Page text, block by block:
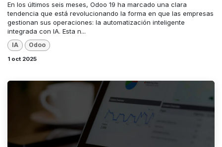
En los últimos seis meses, Odoo 19 ha marcado una clara
tendencia que está revolucionando la forma en que las empresas
gestionan sus operaciones: la automatización inteligente
integrada con IA. Esta n...
IA Odoo
1 oct 2025